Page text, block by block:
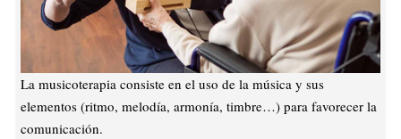
La musicoterapia consiste en el uso de la música y sus
elementos (ritmo, melodía, armonía, timbre…) para favorecer la
comunicación.